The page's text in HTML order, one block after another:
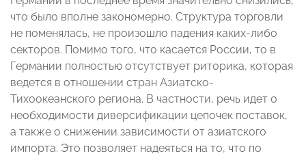
что было вполне закономерно. Структура торговли
не поменялась, не произошло падения каких-либо
секторов. Помимо того, что касается России, то в
Германии полностью отсутствует риторика, которая
ведется в отношении стран Азиатско-
Тихоокеанского региона. В частности, речь идет о
необходимости диверсификации цепочек поставок,
а также о снижении зависимости от азиатского
импорта. Это позволяет надеяться на то, что по